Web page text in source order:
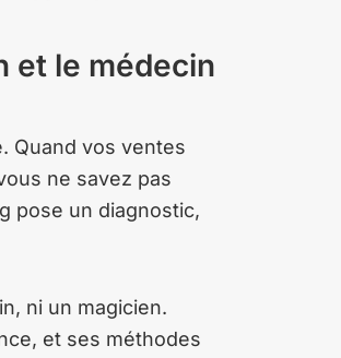
et le médecin
Quand vos ventes
ne savez pas
pose un diagnostic,
ni un magicien.
et ses méthodes